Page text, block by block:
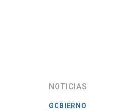
NOTICIAS
GOBIERNO